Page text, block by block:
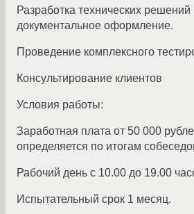
Разработка технических решений
документальное оформление.
Проведение комплексного
Консультирование клиентов
Условия работы:
Заработная плата от 50 000
определяется по итогам
Рабочий день с 10.00 до 19.00
Испытательный срок 1 месяц.